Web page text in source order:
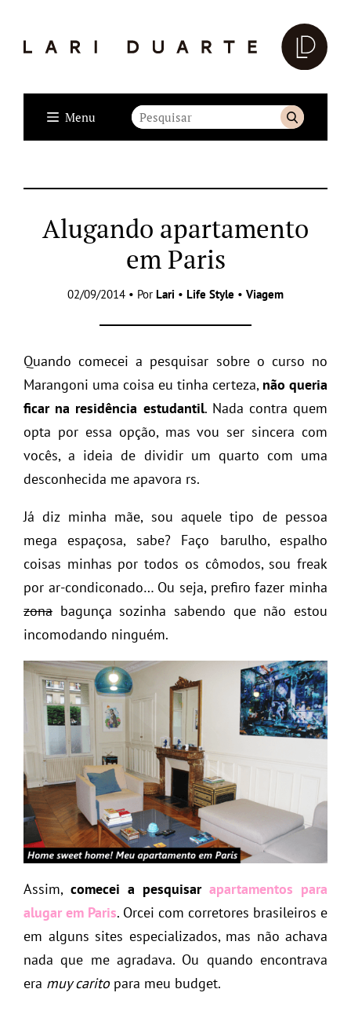
Menu
Alugando apartamento
em Paris
02/09/2014 • Por Lari • Life Style • Viagem
Quando comecei a pesquisar sobre o curso no
Marangoni uma coisa eu tinha certeza, não queria
ficar na residência estudantil. Nada contra quem
opta por essa opção, mas vou ser sincera com
vocês, a ideia de dividir um quarto com uma
desconhecida me apavora rs.
Já diz minha mãe, sou aquele tipo de pessoa
mega espaçosa, sabe? Faço barulho, espalho
coisas minhas por todos os cômodos, sou freak
por ar-condiconado… Ou seja, prefiro fazer minha
zona bagunça sozinha sabendo que não estou
incomodando ninguém.
Assim, comecei a pesquisar apartamentos para
alugar em Paris. Orcei com corretores brasileiros e
em alguns sites especializados, mas não achava
nada que me agradava. Ou quando encontrava
era muy caritopara meu budget.